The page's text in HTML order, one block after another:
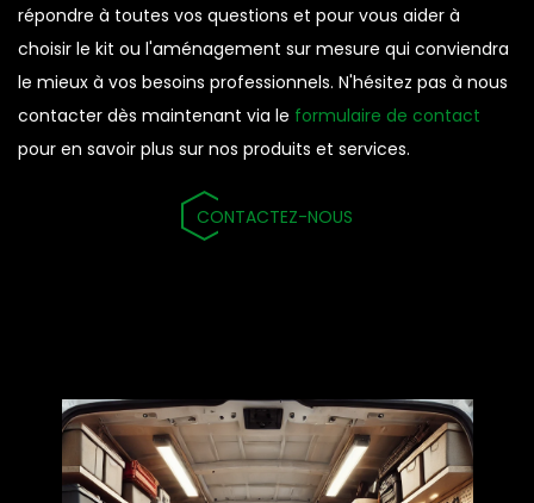
répondre à toutes vos questions et pour vous aider à
choisir le kit ou l'aménagement sur mesure qui conviendra
le mieux à vos besoins professionnels. N'hésitez pas à nous
contacter dès maintenant via le formulaire de contact
pour en savoir plus sur nos produits et services.
CONTACTEZ-NOUS